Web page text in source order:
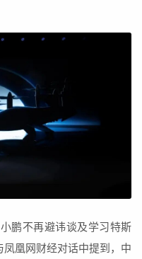
鹏不再避讳谈及学习特斯
凰网财经对话中提到，中